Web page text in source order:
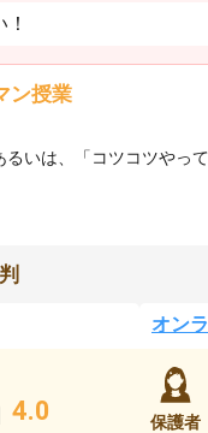
ン授業
いは、「コツコツや
4.0
オン
保護者